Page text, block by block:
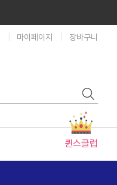
마이페이지 장바구니
퀸스클럽